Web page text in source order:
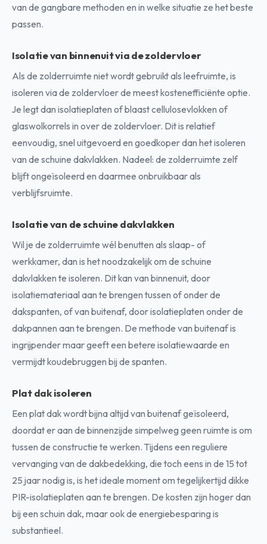
van de gangbare methoden en in welke situatie ze het beste
passen.
Isolatie van binnenuit via de zoldervloer
Als de zolderruimte niet wordt gebruikt als leefruimte, is
isoleren via de zoldervloer de meest kostenefficiënte optie.
Je legt dan isolatieplaten of blaast cellulosevlokken of
glaswolkorrels in over de zoldervloer. Dit is relatief
eenvoudig, snel uitgevoerd en goedkoper dan het isoleren
van de schuine dakvlakken. Nadeel: de zolderruimte zelf
blijft ongeïsoleerd en daarmee onbruikbaar als
verblijfsruimte.
Isolatie van de schuine dakvlakken
Wil je de zolderruimte wél benutten als slaap- of
werkkamer, dan is het noodzakelijk om de schuine
dakvlakken te isoleren. Dit kan van binnenuit, door
isolatiemateriaal aan te brengen tussen of onder de
dakspanten, of van buitenaf, door isolatieplaten onder de
dakpannen aan te brengen. De methode van buitenaf is
ingrijpender maar geeft een betere isolatiewaarde en
vermijdt koudebruggen bij de spanten.
Plat dak isoleren
Een plat dak wordt bijna altijd van buitenaf geïsoleerd,
doordat er aan de binnenzijde simpelweg geen ruimte is om
tussen de constructie te werken. Tijdens een reguliere
vervanging van de dakbedekking, die toch eens in de 15 tot
25 jaar nodig is, is het ideale moment om tegelijkertijd dikke
PIR-isolatieplaten aan te brengen. De kosten zijn hoger dan
bij een schuin dak, maar ook de energiebesparing is
substantieel.